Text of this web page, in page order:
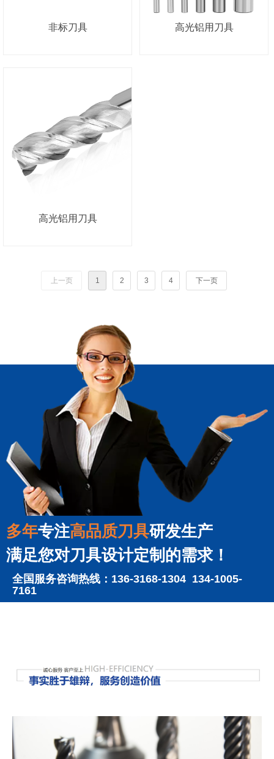
非标刀具 高光铝用刀具
高光铝用刀具
上一页 1 2 3 4 下一页
多年专注高品质刀具研发生产
满足您对刀具设计定制的需求！
全国服务咨询热线：136-3168-1304 134-1005-
7161